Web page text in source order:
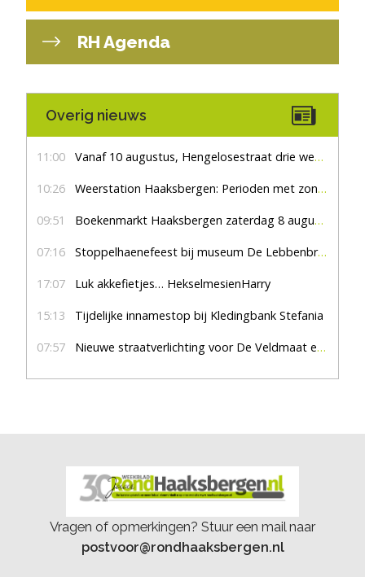
RH Agenda
Overig nieuws
11:00 Vanaf 10 augustus, Hengelosestraat drie weken dicht voor doorgaand verkeer
10:26 Weerstation Haaksbergen: Perioden met zon en droog
09:51 Boekenmarkt Haaksbergen zaterdag 8 augustus, marktplein Haaksbergen
07:16 Stoppelhaenefeest bij museum De Lebbenbrugge
17:07 Luk akkefietjes… HekselmesienHarry
15:13 Tijdelijke innamestop bij Kledingbank Stefania
07:57 Nieuwe straatverlichting voor De Veldmaat en De Pas
Vragen of opmerkingen? Stuur een mail naar
postvoor@rondhaaksbergen.nl